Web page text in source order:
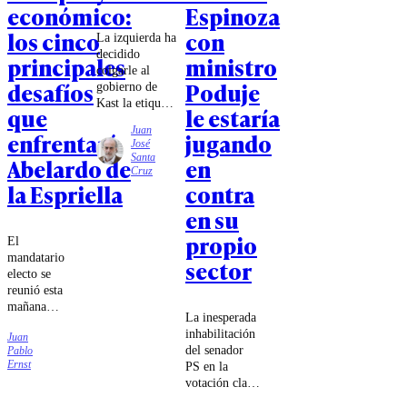
económico:
los cinco
principales
desafíos
que
enfrentará
Abelardo de
la Espriella
El
mandatario
electo se
reunió esta
mañana
presidente
José
Antonio
Juan
Pablo
Ernst
La izquierda ha
decidido
colgarle al
gobierno de
Kast la etiqueta
ultraderechista.
¿El argumento?
Sus reuniones
con referentes
de ese mundo.
Juan
José
Santa
Cruz
Espinoza
con
ministro
Poduje
le estaría
jugando
en
contra
en su
propio
sector
La inesperada
inhabilitación
del senador
PS en la
votación clave